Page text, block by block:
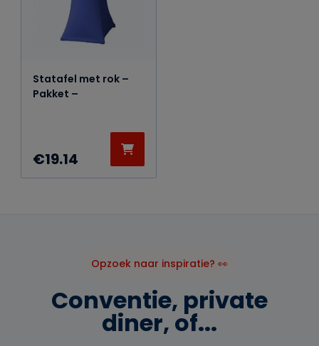
Statafel met rok –
Pakket –
€19.14
Opzoek naar inspiratie? 👀
Conventie, private
diner, of...